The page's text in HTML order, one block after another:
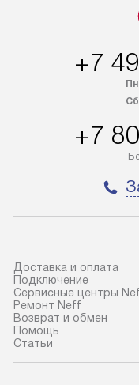
товар в наличии,
трех дней.
осуществляется
100% предоплаты
транспортной
+7
+7
Доставка и оплата
Подключение
Сервисные центры
Ремонт Neff
Возврат и обмен
Помощь
Статьи